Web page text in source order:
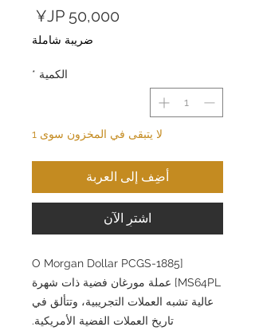
ضريبة شاملة
الكمية *
لا يتبقى في المخزون سوى 1
أضِف إلى العربة
اشترِ الآن
[1885-O Morgan Dollar PCGS
MS64PL] عملة مورغان فضية ذات شهرة
عالية تشبه العملات التجريبية، وتتألق في
تاريخ العملات الفضية الأمريكية.